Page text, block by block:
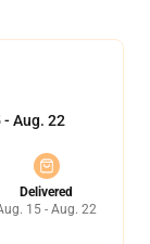
- Aug. 22
Delivered
15 - Aug. 22